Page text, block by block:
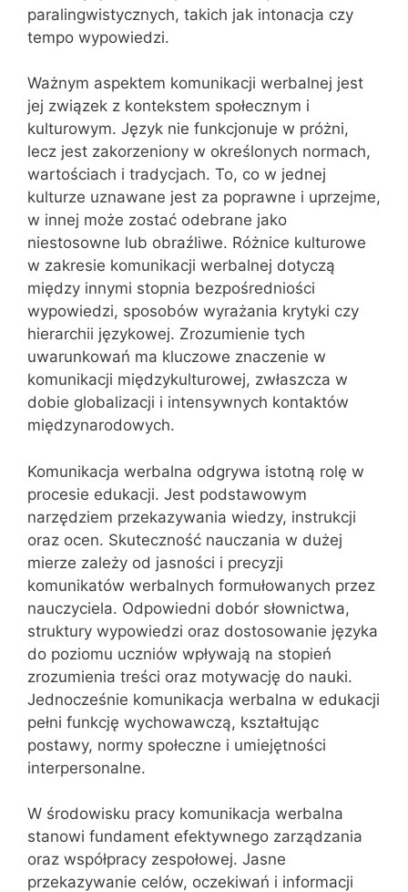
paralingwistycznych, takich jak intonacja czy
tempo wypowiedzi.
Ważnym aspektem komunikacji werbalnej jest
jej związek z kontekstem społecznym i
kulturowym. Język nie funkcjonuje w próżni,
lecz jest zakorzeniony w określonych normach,
wartościach i tradycjach. To, co w jednej
kulturze uznawane jest za poprawne i uprzejme,
w innej może zostać odebrane jako
niestosowne lub obraźliwe. Różnice kulturowe
w zakresie komunikacji werbalnej dotyczą
między innymi stopnia bezpośredniości
wypowiedzi, sposobów wyrażania krytyki czy
hierarchii językowej. Zrozumienie tych
uwarunkowań ma kluczowe znaczenie w
komunikacji międzykulturowej, zwłaszcza w
dobie globalizacji i intensywnych kontaktów
międzynarodowych.
Komunikacja werbalna odgrywa istotną rolę w
procesie edukacji. Jest podstawowym
narzędziem przekazywania wiedzy, instrukcji
oraz ocen. Skuteczność nauczania w dużej
mierze zależy od jasności i precyzji
komunikatów werbalnych formułowanych przez
nauczyciela. Odpowiedni dobór słownictwa,
struktury wypowiedzi oraz dostosowanie języka
do poziomu uczniów wpływają na stopień
zrozumienia treści oraz motywację do nauki.
Jednocześnie komunikacja werbalna w edukacji
pełni funkcję wychowawczą, kształtując
postawy, normy społeczne i umiejętności
interpersonalne.
W środowisku pracy komunikacja werbalna
stanowi fundament efektywnego zarządzania
oraz współpracy zespołowej. Jasne
przekazywanie celów, oczekiwań i informacji